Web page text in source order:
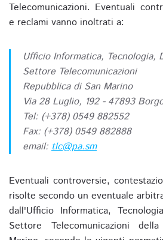
Telecomunicazioni. Eventuali
e reclami vanno inoltrati a:
Ufficio Informatica, Tecnologia,
Settore Telecomunicazioni
Repubblica di San Marino
Via 28 Luglio, 192 - 47893
Tel: (+378) 0549 882552
Fax: (+378) 0549 882888
email: tlc@pa.sm
Eventuali controversie,
risolte secondo un eventuale
dall'Ufficio Informatica,
Settore Telecomunicazioni